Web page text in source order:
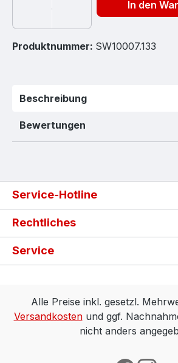
In den
Produktnummer: SW10007.133
Beschreibung
Bewertungen
Service-Hotline
Rechtliches
Service
Alle Preise inkl. gesetzl.
Versandkostenund ggf.
nicht anders